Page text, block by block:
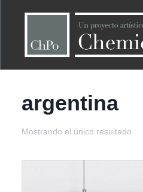
argentina
Mostrando el único resultado